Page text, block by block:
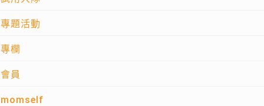
專題活動
專欄
會員
momself